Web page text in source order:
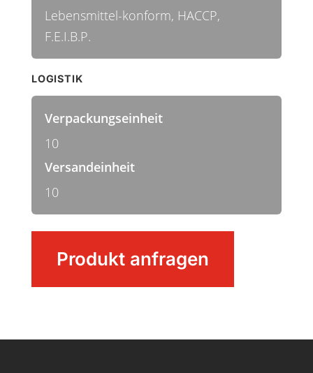
schmalProdukt anfragen
Lebensmittel-konform, HACCP,
F.E.I.B.P.
LOGISTIK
Verpackungseinheit
10
Versandeinheit
10